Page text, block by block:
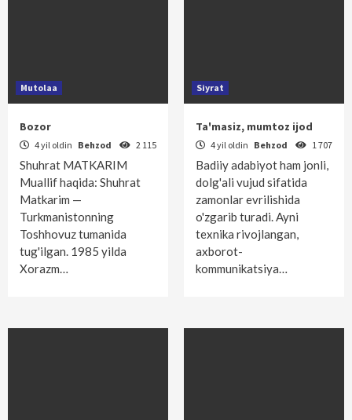
Mutolaa
Bozor
4 yil oldin Behzod 2 115
Shuhrat MATKARIM
Muallif haqida: Shuhrat
Matkarim —
Turkmanistonning
Toshhovuz tumanida
tug'ilgan. 1985 yilda
Xorazm…
Siyrat
Ta'masiz, mumtoz ijod
4 yil oldin Behzod 1 707
Badiiy adabiyot ham jonli,
dolg'ali vujud sifatida
zamonlar evrilishida
o'zgarib turadi. Ayni
texnika rivojlangan,
axborot-
kommunikatsiya…